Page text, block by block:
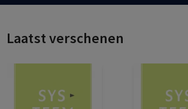
Laatst verschenen